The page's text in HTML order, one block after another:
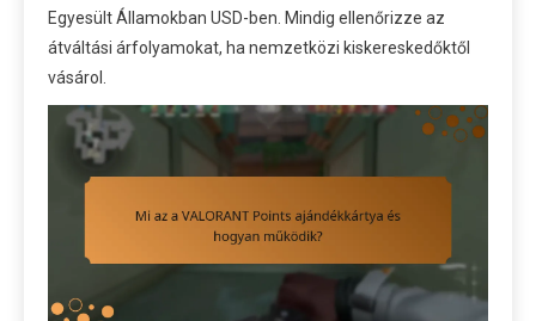
Egyesült Államokban USD-ben. Mindig ellenőrizze az
átváltási árfolyamokat, ha nemzetközi kiskereskedőktől
vásárol.